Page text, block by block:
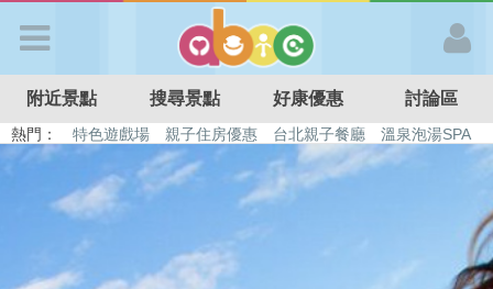
APP登入
首 頁
搜尋景點
附近景點 搜尋景點 好康優惠 討論區
熱門： 特色遊戲場 親子住房優惠 台北親子餐廳
溫泉泡湯SPA
溜滑梯民宿
觀光工廠 日本親子景點